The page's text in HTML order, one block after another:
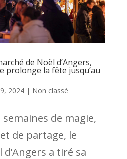
de Noël d’Angers,
prolonge la fête jusqu’au
2024| Non classé
de magie,
de partage, le
a tiré sa